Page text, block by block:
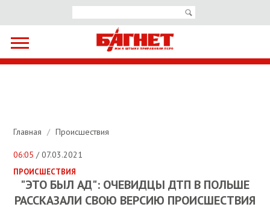
Главная / Происшествия
06:05 / 07.03.2021
ПРОИСШЕСТВИЯ
"ЭТО БЫЛ АД": ОЧЕВИДЦЫ ДТП В ПОЛЬШЕ
РАССКАЗАЛИ СВОЮ ВЕРСИЮ ПРОИСШЕСТВИЯ